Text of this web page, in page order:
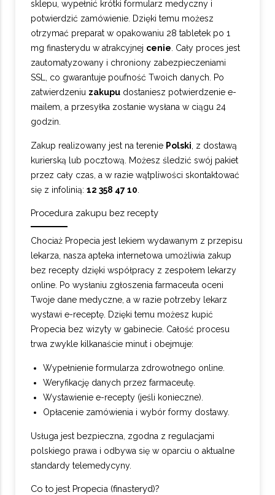
sklepu, wypełnić krótki formularz medyczny i
potwierdzić zamówienie. Dzięki temu możesz
otrzymać preparat w opakowaniu 28 tabletek po 1
mg finasterydu w atrakcyjnej cenie. Cały proces jest
zautomatyzowany i chroniony zabezpieczeniami
SSL, co gwarantuje poufność Twoich danych. Po
zatwierdzeniu zakupu dostaniesz potwierdzenie e-
mailem, a przesyłka zostanie wysłana w ciągu 24
godzin.
Zakup realizowany jest na terenie Polski, z dostawą
kurierską lub pocztową. Możesz śledzić swój pakiet
przez cały czas, a w razie wątpliwości skontaktować
się z infolinią: 12 358 47 10.
Procedura zakupu bez recepty
Chociaż Propecia jest lekiem wydawanym z przepisu
lekarza, nasza apteka internetowa umożliwia zakup
bez recepty dzięki współpracy z zespołem lekarzy
online. Po wysłaniu zgłoszenia farmaceuta oceni
Twoje dane medyczne, a w razie potrzeby lekarz
wystawi e-receptę. Dzięki temu możesz kupić
Propecia bez wizyty w gabinecie. Całość procesu
trwa zwykle kilkanaście minut i obejmuje:
Wypełnienie formularza zdrowotnego online.
Weryfikację danych przez farmaceutę.
Wystawienie e-recepty (jeśli konieczne).
Opłacenie zamówienia i wybór formy dostawy.
Usługa jest bezpieczna, zgodna z regulacjami
polskiego prawa i odbywa się w oparciu o aktualne
standardy telemedycyny.
Co to jest Propecia (finasteryd)?